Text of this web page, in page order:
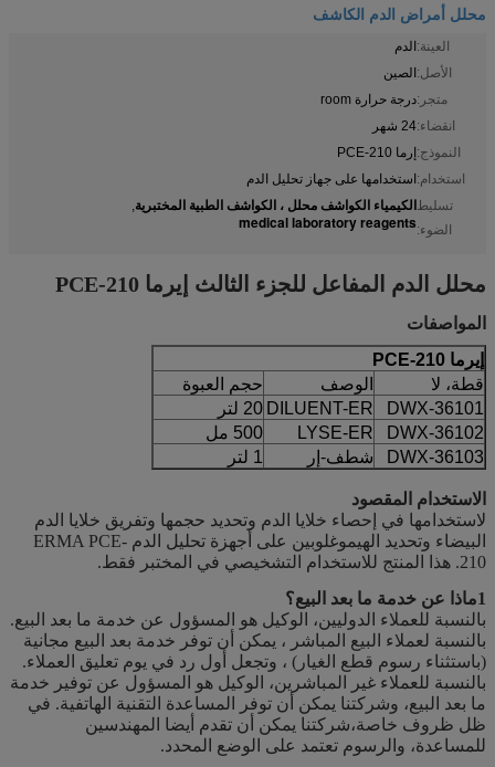
محلل أمراض الدم الكاشف
العينة:الدم
الأصل:الصين
متجر:درجة حرارة room
انقضاء:24 شهر
النموذج:إرما PCE-210
استخدام:استخدامها على جهاز تحليل الدم
تسليط
الضوء:
الكيمياء الكواشف محلل ، الكواشف الطبية المختبرية,
medical laboratory reagents
محلل الدم المفاعل للجزء الثالث إيرما PCE-210
المواصفات
إيرما PCE-210
قطة، لا
الوصف
حجم العبوة
DWX-36101
DILUENT-ER 20 لتر
DWX-36102
LYSE-ER
500 مل
DWX-36103
شطف-إر 1 لتر
الاستخدام المقصود
لاستخدامها في إحصاء خلايا الدم وتحديد حجمها وتفريق خلايا الدم
البيضاء وتحديد الهيموغلوبين على أجهزة تحليل الدم ERMA PCE-
210. هذا المنتج للاستخدام التشخيصي في المختبر فقط.
1ماذا عن خدمة ما بعد البيع؟
بالنسبة للعملاء الدوليين، الوكيل هو المسؤول عن خدمة ما بعد البيع.
بالنسبة لعملاء البيع المباشر ، يمكن أن توفر خدمة بعد البيع مجانية
(باستثناء رسوم قطع الغيار) ، وتجعل أول رد في يوم تعليق العملاء.
بالنسبة للعملاء غير المباشرين، الوكيل هو المسؤول عن توفير خدمة
ما بعد البيع، وشركتنا يمكن أن توفر المساعدة التقنية الهاتفية. في
ظل ظروف خاصة،شركتنا يمكن أن تقدم أيضا المهندسين
للمساعدة، والرسوم تعتمد على الوضع المحدد.